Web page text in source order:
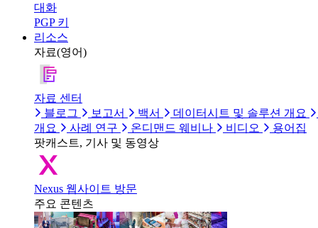
대화
PGP 키
리소스
자료(영어)
자료 센터
블로그
보고서 백서
데이터시트 및 솔루션 개요
개요
사례 연구 온디맨드 웨비나 비디오
용어집
팟캐스트, 기사 및 동영상
Nexus 웹사이트 방문
주요 콘텐츠